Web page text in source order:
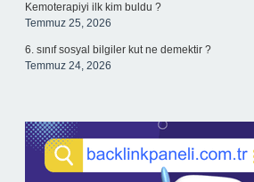
Kemoterapiyi ilk kim buldu ?
Temmuz 25, 2026
6. sınıf sosyal bilgiler kut ne demektir ?
Temmuz 24, 2026